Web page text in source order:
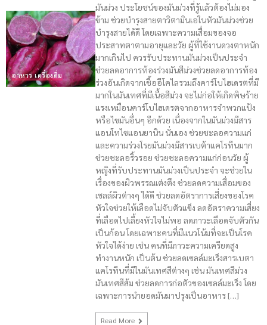
อาหาร เครื่องดื่ม
มันม่วง ประโยชน์ของมันม่วงที่รู้แล้วต้องไม่มอง
ข้าม ช่วยบำรุงสายตาวิตามินเอในหัวมันม่วงช่วย
บำรุงสายได้ดี โดยเฉพาะความเสื่อมของจอ
ประสาทตาตามอายุและวัย ผู้ที่ใช้งานดวงตาหนัก
มากเกินไป ควรรับประทานมันม่วงเป็นประจำ
ช่วยลดอาการท้องร่วงมันสีม่วงช่วยลดอาการท้อง
ร่วงอันเกิดจากเชื้ออีโคไลรวมถึงคาร์โบไฮเดรตที่มี
มากในมันเทศที่มีเนื้อสีม่วง จะไม่ก่อให้เกิดพิษร้าย
แรงเหมือนคาร์โบไฮเดรตจากอาหารจำพวกแป้ง
หรือไขมันอื่นๆ อีกด้วย เนื่องจากในมันม่วงมีสาร
แอนโทไซแอนยานิน นั่นเอง ช่วยชะลอความแก่
และความร่วงโรยมันม่วงมีสารเบต้าแคโรทีนมาก
ช่วยชะลอริ้วรอย ช่วยชะลอความแก่ก่อนวัย ผู้
หญิงที่รับประทานมันม่วงเป็นประจำ จะช่วยใน
เรื่องของผิวพรรณเต่งตึง ช่วยลดความเสื่อมของ
เซลล์ผิวต่างๆ ได้ดี ช่วยลดอัตราการเสี่ยงของโรค
หัวใจช่วยให้เลือดไม่จับตัวแข็ง ลดอัตราความเสี่ยง
ที่เลือดไปเลี้ยงหัวใจไม่พอ ลดภาวะเลือดจับตัวกัน
เป็นก้อน โดยเฉพาะคนที่มีแนวโน้มที่จะเป็นโรค
หัวใจได้ง่าย เช่น คนที่มีภาวะความเครียดสูง
ทำงานหนัก เป็นต้น ช่วยลดเซลล์มะเร็งสารเบตา
แคโรทีนที่มีในมันเทศสีต่างๆ เช่น มันเทศสีม่วง
มันเทศสีส้ม ช่วยลดการก่อตัวของเซลล์มะเร็ง โดย
เฉพาะการนำยอดมันมาปรุงเป็นอาหาร […]
Read More